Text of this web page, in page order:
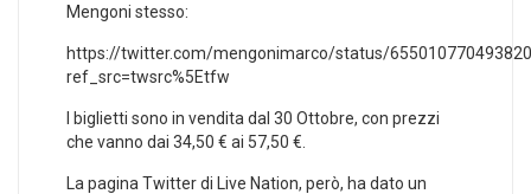
Mengoni stesso:
https://twitter.com/mengonimarco/status/
ref_src=twsrc%5Etfw
I biglietti sono in vendita dal 30 Ottobre, con prezzi
che vanno dai 34,50 € ai 57,50 €.
La pagina Twitter di Live Nation, però, ha dato un